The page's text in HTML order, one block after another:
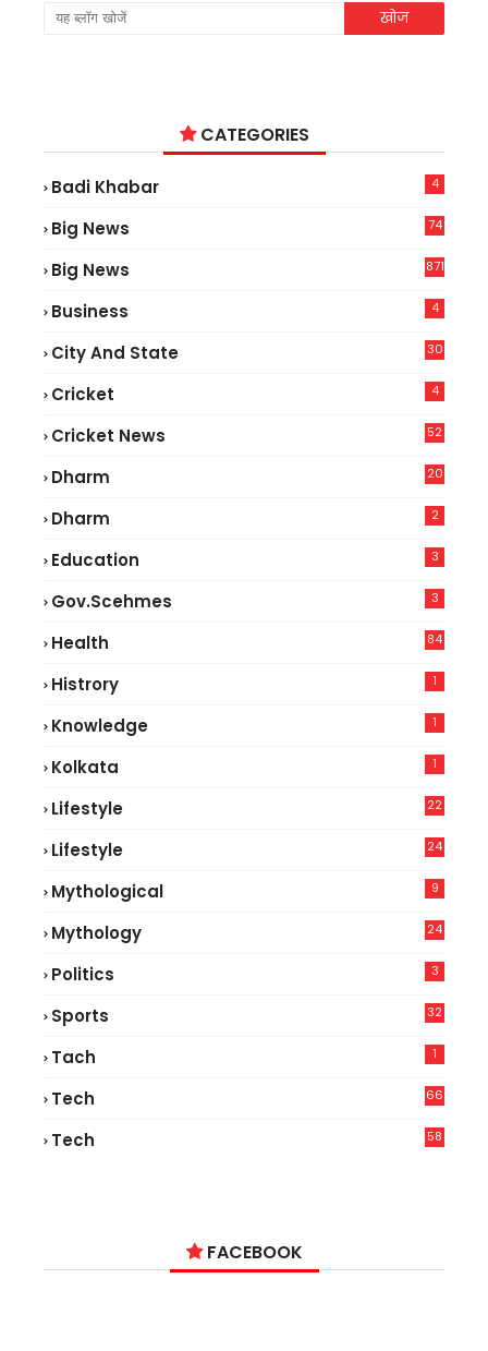
CATEGORIES
Badi Khabar 4
Big News
74
Big News 871
Business 4
City And State 30
Cricket 4
Cricket News
52
Dharm 20
Dharm 2
Education 3
Gov.scehmes 3
Health
84
Histrory 1
Knowledge 1
Kolkata 1
Lifestyle
22
Lifestyle
24
Mythological 9
Mythology 24
Politics 3
Sports 32
Tach 1
Tech
66
Tech
58
FACEBOOK